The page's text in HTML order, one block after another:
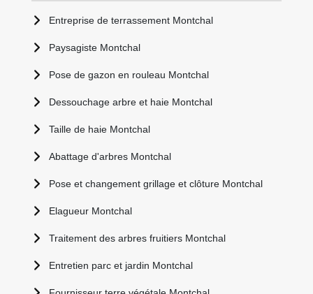
Entreprise de terrassement Montchal
Paysagiste Montchal
Pose de gazon en rouleau Montchal
Dessouchage arbre et haie Montchal
Taille de haie Montchal
Abattage d'arbres Montchal
Pose et changement grillage et clôture Montchal
Elagueur Montchal
Traitement des arbres fruitiers Montchal
Entretien parc et jardin Montchal